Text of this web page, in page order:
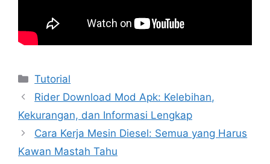
Kategori
Tutorial
Rider Download Mod Apk: Kelebihan,
Kekurangan, dan Informasi Lengkap
Cara Kerja Mesin Diesel: Semua yang Harus
Kawan Mastah Tahu